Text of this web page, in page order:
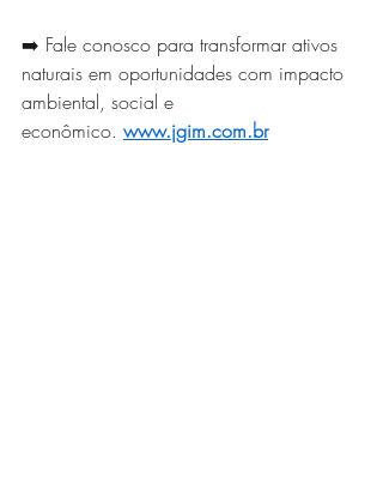
➡️ Fale conosco para transformar ativos
naturais em oportunidades com impacto
ambiental, social e
econômico. www.jgim.com.br